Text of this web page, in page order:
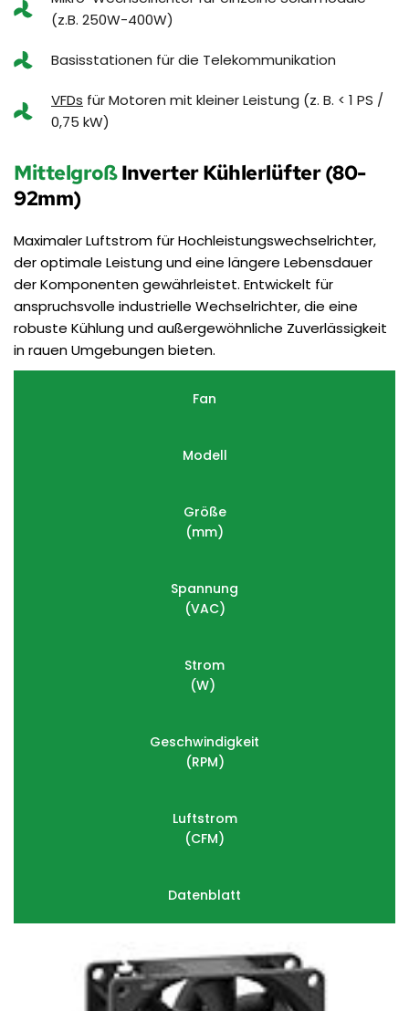
(z.B. 250W-400W)
Basisstationen für die Telekommunikation
VFDs für Motoren mit kleiner Leistung (z. B. < 1 PS /
0,75 kW)
Mittelgroß Inverter Kühlerlüfter (80-
92mm)
Maximaler Luftstrom für Hochleistungswechselrichter,
der optimale Leistung und eine längere Lebensdauer
der Komponenten gewährleistet. Entwickelt für
anspruchsvolle industrielle Wechselrichter, die eine
robuste Kühlung und außergewöhnliche Zuverlässigkeit
in rauen Umgebungen bieten.
Fan
Modell
Größe
(mm)
Spannung
(VAC)
Strom
(W)
Geschwindigkeit
(RPM)
Luftstrom
(CFM)
Datenblatt